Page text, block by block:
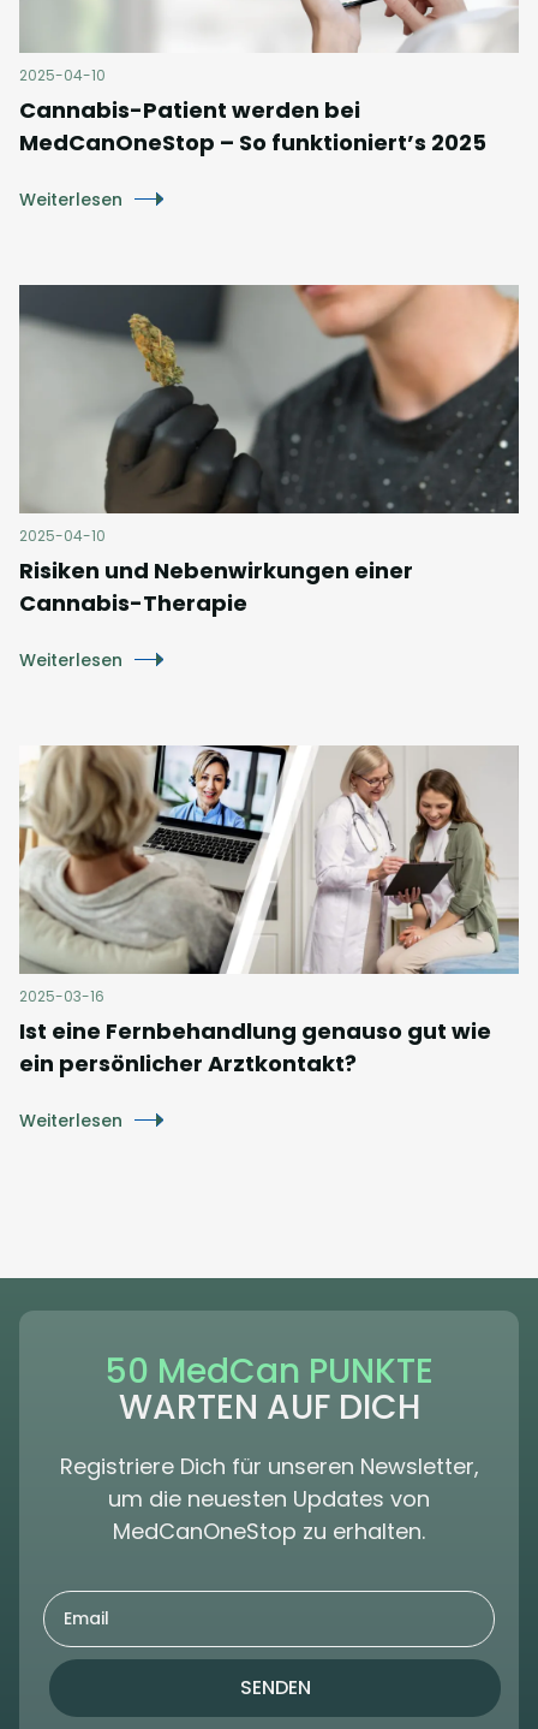
2025-04-10
Cannabis-Patient werden bei
MedCanOneStop – So funktioniert’s 2025
Weiterlesen
2025-04-10
Risiken und Nebenwirkungen einer
Cannabis-Therapie
Weiterlesen
2025-03-16
Ist eine Fernbehandlung genauso gut wie
ein persönlicher Arztkontakt?
Weiterlesen
50 MedCan PUNKTE
WARTEN AUF DICH
Registriere Dich für unseren Newsletter,
um die neuesten Updates von
MedCanOneStop zu erhalten.
SENDEN